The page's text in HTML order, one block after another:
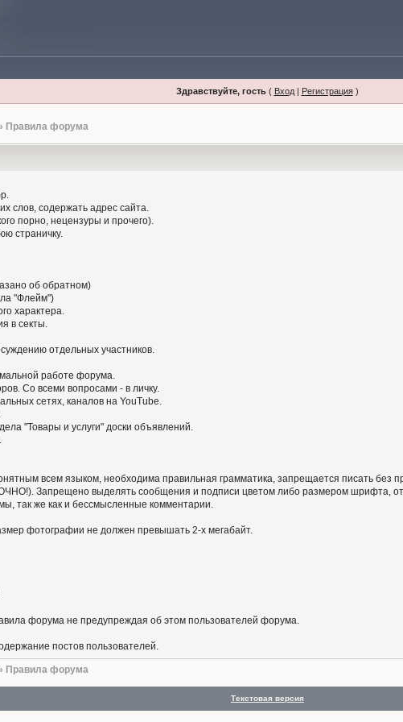
Здравствуйте, гость( Вход| Регистрация)
Правила форума
слов, содержать адрес сайта.
порно, нецензуры и прочего).
страничку.
об обратном)
"Флейм")
характера.
в секты.
отдельных участников.
работе форума.
Со всеми вопросами - в личку.
сетях, каналов на YouTube.
"Товары и услуги" доски объявлений.
всем языком, необходима правильная грамматика, запрещается писать без
Запрещено выделять сообщения и подписи цветом либо размером шрифта,
так же как и бессмысленные комментарии.
фотографии не должен превышать 2-х мегабайт.
форума не предупреждая об этом пользователей форума.
постов пользователей.
Правила форума
Текстовая версия